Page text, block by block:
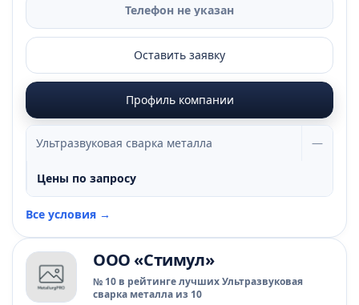
Телефон не указан
Оставить заявку
Профиль компании
Ультразвуковая сварка металла —
Цены по запросу
Все условия →
ООО «Стимул»
№ 10 в рейтинге лучших Ультразвуковая
сварка металла из 10